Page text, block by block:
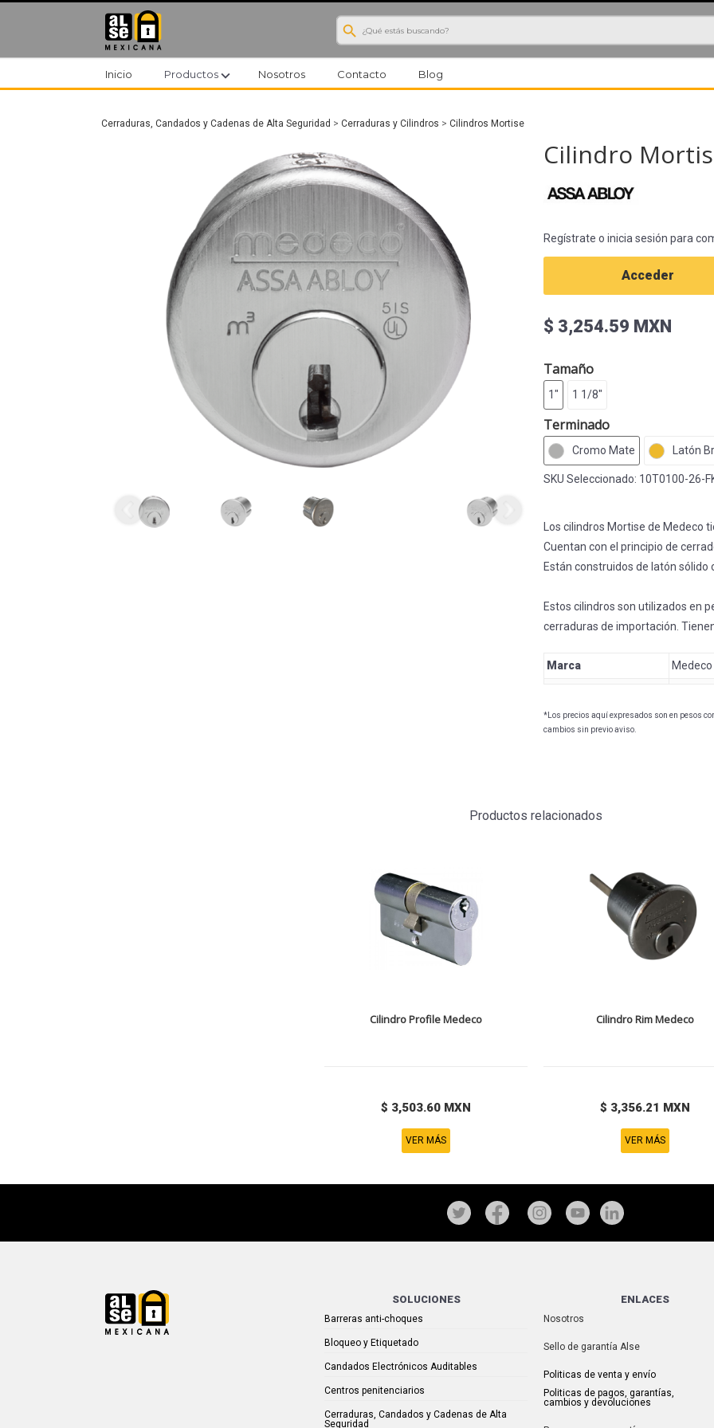
search
Inicio Productosexpand_more Nosotros Contacto Blog
Cerraduras, Candados y Cadenas de Alta Seguridad > Cerraduras y Cilindros > Cilindros Mortise
Cilindro
Regístrate o inicia sesión para
Acceder
$ 3,254.59 MXN
Tamaño
1" 1 1/8"
Terminado
Cromo Mate Latón
SKU Seleccionado: 10T0100-26-
Los cilindros Mortise de Medeco
Cuentan con el principio de
Están construidos de latón sólido
Estos cilindros son utilizados en
cerraduras de importación.
Marca Medeco
*Los precios aquí expresados son en pesos
cambios sin previo aviso.
Productos relacionados
Cilindro Profile Medeco
$ 3,503.60 MXN
VER MÁS
Cilindro Rim Medeco
$ 3,356.21 MXN
VER MÁS
SOLUCIONES
Barreras anti-choques
Bloqueo y Etiquetado
Candados Electrónicos Auditables
Centros penitenciarios
Cerraduras, Candados y Cadenas de Alta
Seguridad
ENLACES
Nosotros
Sello de garantía Alse
Politicas de venta y envío
Politicas de pagos, garantías,
cambios y devoluciones